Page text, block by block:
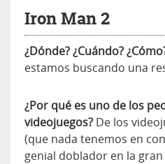
Iron Man 2
¿Dónde? ¿Cuándo?
estamos buscando una
¿Por qué es uno de los
videojuegos? De los
(que nada tenemos en
genial doblador en la